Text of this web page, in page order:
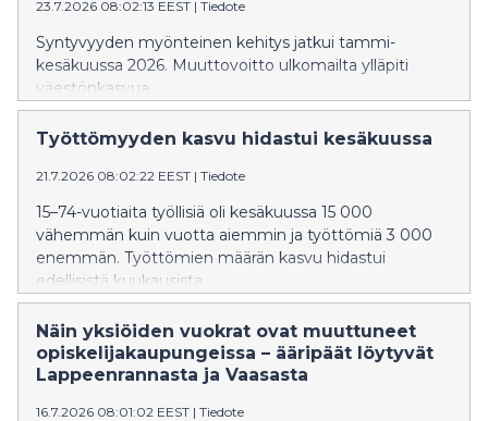
23.7.2026 08:02:13 EEST | Tiedote
Syntyvyyden myönteinen kehitys jatkui tammi-
kesäkuussa 2026. Muuttovoitto ulkomailta ylläpiti
väestönkasvua.
Työttömyyden kasvu hidastui kesäkuussa
21.7.2026 08:02:22 EEST | Tiedote
15–74-vuotiaita työllisiä oli kesäkuussa 15 000
vähemmän kuin vuotta aiemmin ja työttömiä 3 000
enemmän. Työttömien määrän kasvu hidastui
edellisistä kuukausista.
Näin yksiöiden vuokrat ovat muuttuneet
opiskelijakaupungeissa – ääripäät löytyvät
Lappeenrannasta ja Vaasasta
16.7.2026 08:01:02 EEST | Tiedote